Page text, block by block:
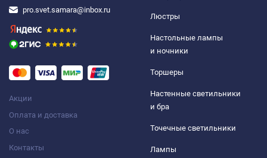
pro.svet.samara@inbox.ru
Акции
Оплата и доставка
О нас
Контакты
Люстры
Настольные лампы
и ночники
Торшеры
Настенные светильники
и бра
Точечные светильники
Лампы